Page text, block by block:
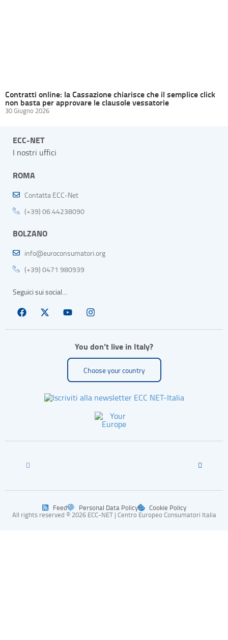
Contratti online: la Cassazione chiarisce che il semplice click
non basta per approvare le clausole vessatorie
30 Giugno 2026
ECC-NET
I nostri uffici
ROMA
Contatta ECC-Net
(+39) 06.44238090
BOLZANO
info@euroconsumatori.org
(+39) 0471 980939
Seguici sui social…
You don’t live in Italy?
Choose your country
All rights reserved © 2026 ECC-NET | Centro Europeo Consumatori Italia
Feed Personal Data Policy Cookie Policy